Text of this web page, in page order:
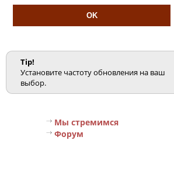
Tip!
Установите частоту обновления на ваш
выбор.
Мы стремимся
Форум